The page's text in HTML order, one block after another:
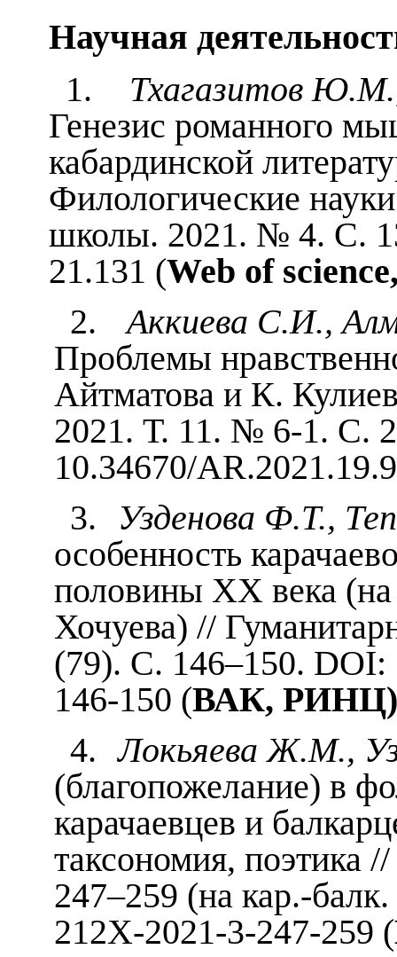
Научная
1.
Тхагазитов
Генезис романного
кабардинской
Филологические
школы. 2021. № 4. С.
21.131 (Web of science
2.
Аккиева С.И.,
Проблемы
Айтматова и К.
2021. Т. 11. № 6-1. С.
10.34670/
3.
Узденова Ф.Т.,
особенность
половины XX века
Хочуева) //
(79). С. 146–150. DOI:
146-150 (ВАК, РИНЦ)
4. Локьяева Ж.М.,
(благопожелание) в
карачаевцев и
таксономия, поэтика
247–259 (на кар.-
212X-2021-3-247-259 (